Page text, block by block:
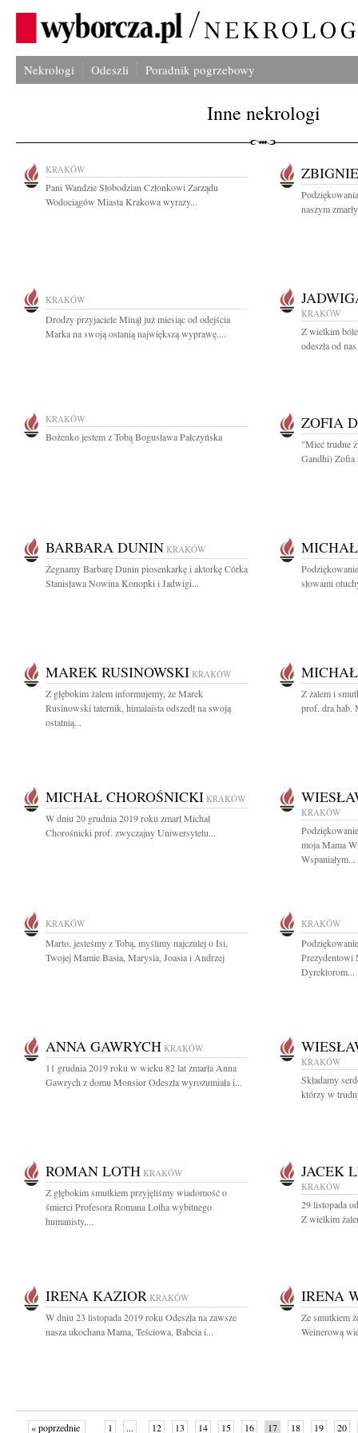
Nekrologi Odeszli Poradnik pogrzebowy
Inne nekrologi
KRAKÓW
Pani Wandzie Słobodzian Członkowi Zarządu
Wodociągów Miasta Krakowa wyrazy...
naszym
KRAKÓW
Drodzy przyjaciele Minął już miesiąc od odejścia
Marka na swoją ostanią największą wyprawę....
KRAKÓW
Z wielkim
odeszła od
KRAKÓW
Bożenko jestem z Tobą Bogusława Pałczyńska
ZOFIA
"Mieć trudne
Gandhi) Zofia
BARBARA DUNIN KRAKÓW
Żegnamy Barbarę Dunin piosenkarkę i aktorkę Córka
Stanisława Nowina Konopki i Jadwigi...
słowami
MAREK RUSINOWSKI KRAKÓW
Z głębokim żalem informujemy, że Marek
Rusinowski taternik, himalaista odszedł na swoją
ostatnią...
Z żalem i
prof. dra hab.
MICHAŁ CHOROŚNICKI KRAKÓW
W dniu 20 grudnia 2019 roku zmarł Michał
Chorośnicki prof. zwyczajny Uniwersytetu...
KRAKÓW
moja Mama
Wspaniałym...
KRAKÓW
Marto, jesteśmy z Tobą, myślimy najczulej o Isi,
Twojej Mamie Basia, Marysia, Joasia i Andrzej
KRAKÓW
Prezydentowi
Dyrektorom...
ANNA GAWRYCH KRAKÓW
11 grudnia 2019 roku w wieku 82 lat zmarła Anna
Gawrych z domu Monsior Odeszła wyrozumiała i...
KRAKÓW
Składamy
którzy w
ROMAN LOTH KRAKÓW
Z głębokim smutkiem przyjęliśmy wiadomość o
śmierci Profesora Romana Lotha wybitnego
humanisty,...
JACEK
KRAKÓW
29 listopada
Z wielkim
IRENA KAZIOR KRAKÓW
W dniu 23 listopada 2019 roku Odeszła na zawsze
nasza ukochana Mama, Teściowa, Babcia i...
IRENA
Ze smutkiem
Weinerową
« poprzednie 1 ... 12 13 14 15 16 17 18 19 20